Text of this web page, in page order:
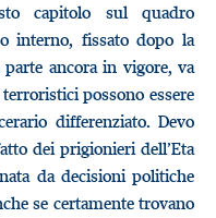
capitolo sul quadro
interno, fissato dopo la
ancora in vigore, va
possono essere
differenziato. Devo
dei prigionieri dell’Eta
da decisioni politiche
se certamente trovano